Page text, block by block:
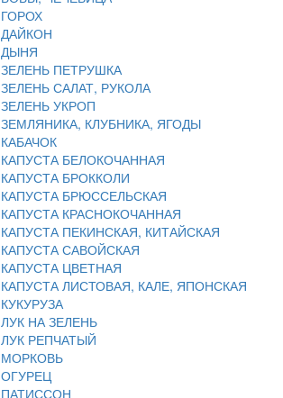
ГОРОХ
ДАЙКОН
ДЫНЯ
ЗЕЛЕНЬ ПЕТРУШКА
ЗЕЛЕНЬ САЛАТ, РУКОЛА
ЗЕЛЕНЬ УКРОП
ЗЕМЛЯНИКА, КЛУБНИКА, ЯГОДЫ
КАБАЧОК
КАПУСТА БЕЛОКОЧАННАЯ
КАПУСТА БРОККОЛИ
КАПУСТА БРЮССЕЛЬСКАЯ
КАПУСТА КРАСНОКОЧАННАЯ
КАПУСТА ПЕКИНСКАЯ, КИТАЙСКАЯ
КАПУСТА САВОЙСКАЯ
КАПУСТА ЦВЕТНАЯ
КАПУСТА ЛИСТОВАЯ, КАЛЕ, ЯПОНСКАЯ
КУКУРУЗА
ЛУК НА ЗЕЛЕНЬ
ЛУК РЕПЧАТЫЙ
МОРКОВЬ
ОГУРЕЦ
ПАТИССОН